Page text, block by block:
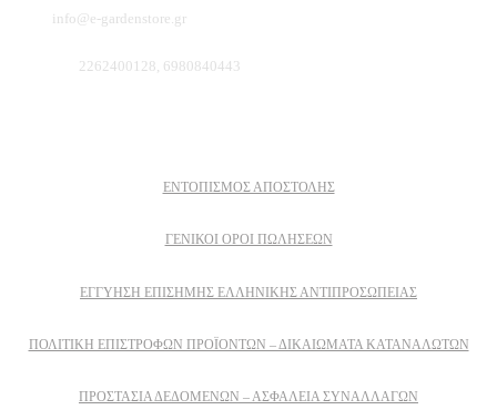
info@e-gardenstore.gr
2262400128, 6980840443
ΕΝΤΟΠΙΣΜΟΣ ΑΠΟΣΤΟΛΗΣ
ΓΕΝΙΚΟΙ ΟΡΟΙ ΠΩΛΗΣΕΩΝ
ΕΓΓΎΗΣΗ ΕΠΊΣΗΜΗΣ ΕΛΛΗΝΙΚΉΣ ΑΝΤΙΠΡΟΣΩΠΕΊΑΣ
ΠΟΛΙΤΙΚΉ ΕΠΙΣΤΡΟΦΏΝ ΠΡΟΪΌΝΤΩΝ – ΔΙΚΑΙΏΜΑΤΑ ΚΑΤΑΝΑΛΩΤΏΝ
ΠΡΟΣΤΑΣΊΑ ΔΕΔΟΜΈΝΩΝ – ΑΣΦΆΛΕΙΑ ΣΥΝΑΛΛΑΓΏΝ